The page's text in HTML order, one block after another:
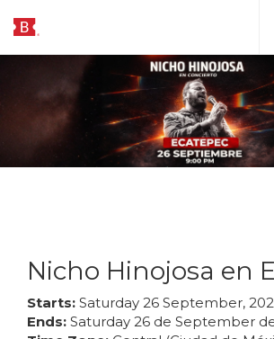
Nicho Hinojosa en
Starts: Saturday 26 September,
Ends: Saturday 26 de September